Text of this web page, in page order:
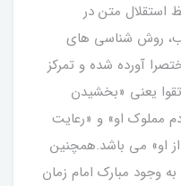
استقلال متن در
روش شناسی های
آورده شده و تمرکز
یعنی «بخشیدن
مملوک او» و «رعایت
او» می باشد.همچنین
وجود مبارک امام زمان